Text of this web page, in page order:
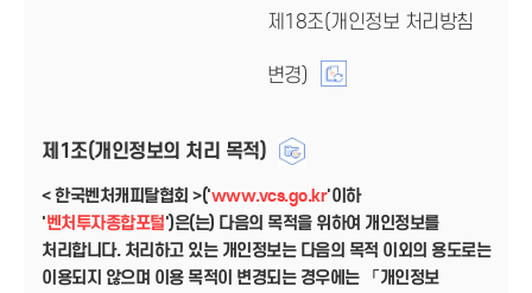
제18조(개인정보 처리방침
변경)
제1조(개인정보의 처리 목적)
< 한국벤처캐피탈협회 >('www.vcs.go.kr'이하
'벤처투자종합포털')은(는) 다음의 목적을 위하여 개인정보를
처리합니다. 처리하고 있는 개인정보는 다음의 목적 이외의 용도로는
이용되지 않으며 이용 목적이 변경되는 경우에는 「개인정보